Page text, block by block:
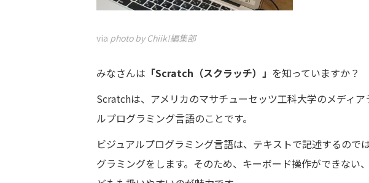
via photo by Chiik!編集部
みなさんは 「Scratch（スクラッチ）」 を知っていますか？
Scratchは、アメリカのマサチューセッツ工科大学のメディ
ルプログラミング言語のことです。
ビジュアルプログラミング言語は、テキストで記述するので
グラミングをします。そのため、キーボード操作ができない